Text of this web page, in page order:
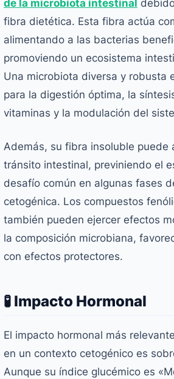
de la microbiota intestinal
fibra dietética. Esta fibra actúa
alimentando a las bacterias
promoviendo un ecosistema
Una microbiota diversa y robusta
para la digestión óptima, la
vitaminas y la modulación del
Además, su fibra insoluble puede
tránsito intestinal, previniendo el
desafío común en algunas fases
cetogénica. Los compuestos
también pueden ejercer efectos
la composición microbiana,
con efectos protectores.
🧪 Impacto Hormonal
El impacto hormonal más
en un contexto cetogénico es
Aunque su índice glucémico es